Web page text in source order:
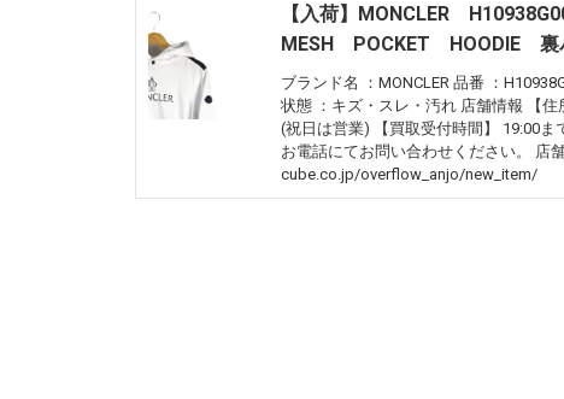
【入荷】MONCLER
MESH POCKET HOODIE 裏
ブランド名 ：MONCLER 品番 ：
状態 ：キズ・スレ・汚れ 店舗情報 【
(祝日は営業) 【買取受付時間】 19:00ま
お電話にてお問い合わせください。 店
cube.co.jp/overflow_anjo/new_item/